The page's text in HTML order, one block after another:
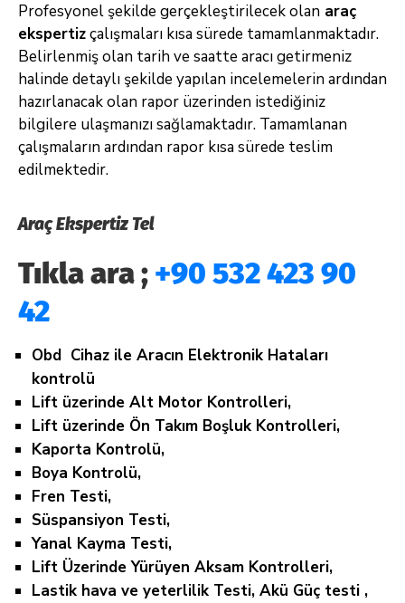
Profesyonel şekilde gerçekleştirilecek olan araç
ekspertizçalışmaları kısa sürede tamamlanmaktadır.
Belirlenmiş olan tarih ve saatte aracı getirmeniz
halinde detaylı şekilde yapılan incelemelerin ardından
hazırlanacak olan rapor üzerinden istediğiniz
bilgilere ulaşmanızı sağlamaktadır. Tamamlanan
çalışmaların ardından rapor kısa sürede teslim
edilmektedir.
Araç Ekspertiz Tel
Tıkla ara ; +90 532 423 90
42
Obd Cihaz ile Aracın Elektronik Hataları
kontrolü
Lift üzerinde Alt Motor Kontrolleri,
Lift üzerinde Ön Takım Boşluk Kontrolleri,
Kaporta Kontrolü,
Boya Kontrolü,
Fren Testi,
Süspansiyon Testi,
Yanal Kayma Testi,
Lift Üzerinde Yürüyen Aksam Kontrolleri,
Lastik hava ve yeterlilik Testi, Akü Güç testi ,